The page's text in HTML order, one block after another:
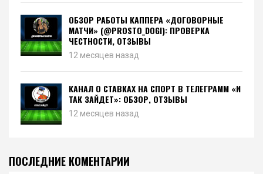
ОБЗОР РАБОТЫ КАППЕРА «ДОГОВОРНЫЕ
МАТЧИ» (@PROSTO_DOGI): ПРОВЕРКА
ЧЕСТНОСТИ, ОТЗЫВЫ
12 месяцев назад
КАНАЛ О СТАВКАХ НА СПОРТ В ТЕЛЕГРАММ «И
ТАК ЗАЙДЕТ»: ОБЗОР, ОТЗЫВЫ
12 месяцев назад
ПОСЛЕДНИЕ КОМЕНТАРИИ